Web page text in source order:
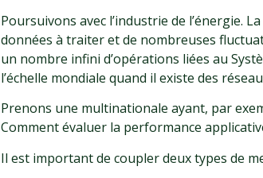
Poursuivons avec l’industrie de l’énergie.
données à traiter et de nombreuses
un nombre infini d’opérations liées au
l’échelle mondiale quand il existe des
Prenons une multinationale ayant, par
Comment évaluer la performance
Il est important de coupler deux types de